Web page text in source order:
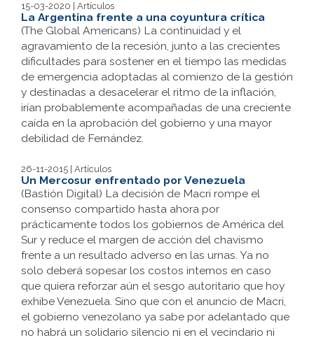
15-03-2020 | Artículos
La Argentina frente a una coyuntura crítica
(The Global Americans) La continuidad y el
agravamiento de la recesión, junto a las crecientes
dificultades para sostener en el tiempo las medidas
de emergencia adoptadas al comienzo de la gestión
y destinadas a desacelerar el ritmo de la inflación,
irían probablemente acompañadas de una creciente
caída en la aprobación del gobierno y una mayor
debilidad de Fernández.
26-11-2015 | Artículos
Un Mercosur enfrentado por Venezuela
(Bastión Digital) La decisión de Macri rompe el
consenso compartido hasta ahora por
prácticamente todos los gobiernos de América del
Sur y reduce el margen de acción del chavismo
frente a un resultado adverso en las urnas. Ya no
solo deberá sopesar los costos internos en caso
que quiera reforzar aún el sesgo autoritario que hoy
exhibe Venezuela. Sino que con el anuncio de Macri,
el gobierno venezolano ya sabe por adelantado que
no habrá un solidario silencio ni en el vecindario ni